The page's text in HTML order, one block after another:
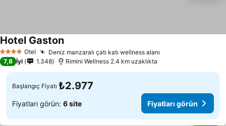
4 Yıldız Otel Deniz manzaralı çatı katı wellness alanı
Hotel Gaston
7,8 İyi 1.348 Rimini Wellness 2.4 km uzaklıkta
Başlangıç Fiyatı ₺2.977
Fiyatları görün: 6 site Fiyatları görün